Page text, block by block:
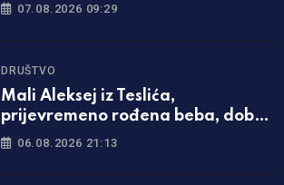
07.08.2026 09:29
DRUŠTVO
Mali Aleksej iz Teslića,
prijevremeno rođena beba, dobio
životnu bitku na UKC-u Srpske
06.08.2026 21:13